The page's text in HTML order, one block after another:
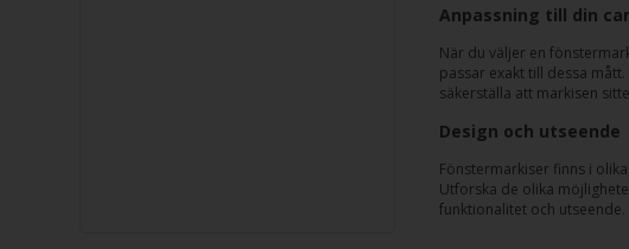
Anpassning till din
När du väljer en
passar exakt till dessa
säkerställa att markisen
Design och utseende
Fönstermarkiser finns i
Utforska de olika
funktionalitet och utseende.